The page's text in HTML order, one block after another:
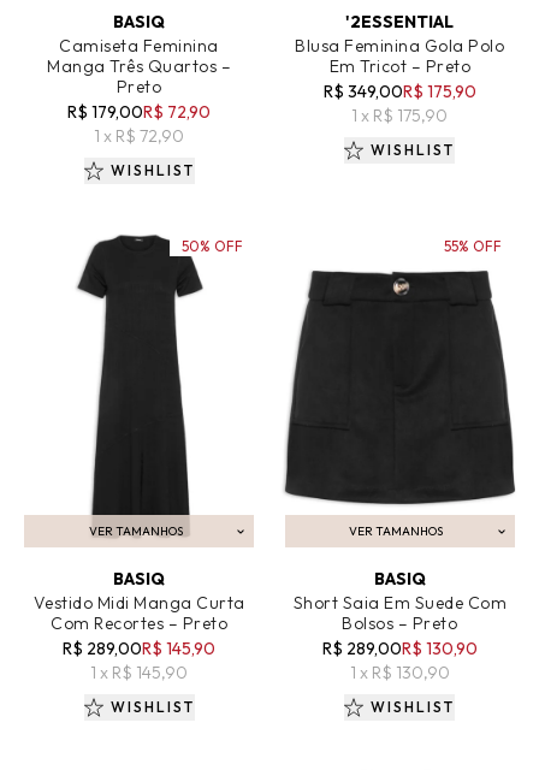
BASIQ
Camiseta Feminina
Manga Três Quartos –
Preto
R$ 179,00R$ 72,90
1 x R$ 72,90
WISHLIST
'2ESSENTIAL
Blusa Feminina Gola Polo
Em Tricot – Preto
R$ 349,00R$ 175,90
1 x R$ 175,90
WISHLIST
VER TAMANHOS
ADICIONAR AO CARRINHO
BASIQ
Vestido Midi Manga Curta
Com Recortes – Preto
R$ 289,00R$ 145,90
1 x R$ 145,90
50% OFF
WISHLIST
VER TAMANHOS
ADICIONAR AO CARRINHO
BASIQ
Short Saia Em Suede Com
Bolsos – Preto
R$ 289,00R$ 130,90
1 x R$ 130,90
55% OFF
WISHLIST